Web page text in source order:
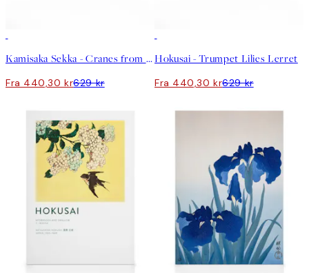
Kamisaka Sekka - Cranes from Momoyogusa Lerret
Fra 440,30 kr629 kr
Hokusai - Trumpet Lilies Lerret
Fra 440,30 kr629 kr